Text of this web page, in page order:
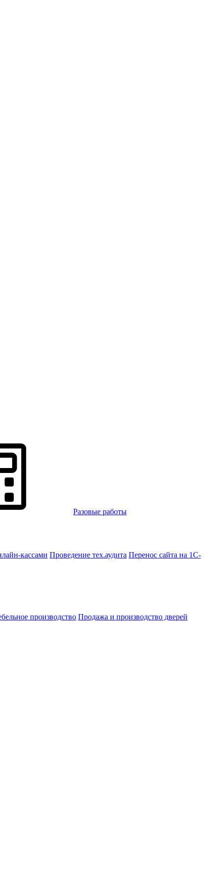
Разовые работы
кассами Проведение тех.аудита Перенос сайта на 1С-
производство Продажа и производство дверей